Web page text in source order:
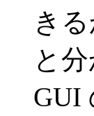
き
と
GUI